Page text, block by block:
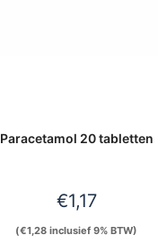
Paracetamol 20 tabletten
€1,17
(€1,28 inclusief 9% BTW)